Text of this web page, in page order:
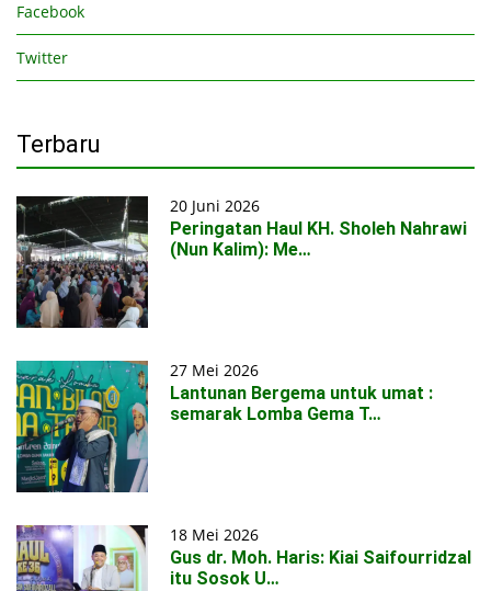
Facebook
Twitter
Terbaru
20 Juni 2026
Peringatan Haul KH. Sholeh Nahrawi
(Nun Kalim): Me…
27 Mei 2026
Lantunan Bergema untuk umat :
semarak Lomba Gema T…
18 Mei 2026
Gus dr. Moh. Haris: Kiai Saifourridzal
itu Sosok U…